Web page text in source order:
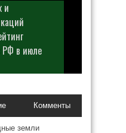
и
РФ в июле
Комменты
земли